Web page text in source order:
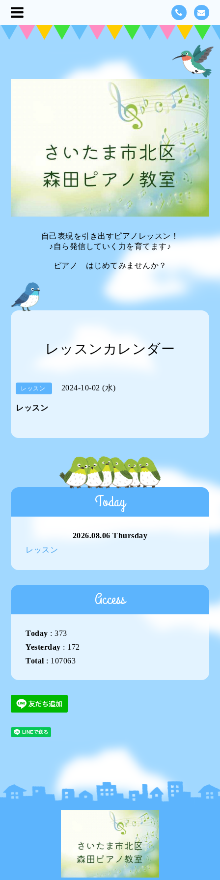
自己表現を引き出すピアノレッスン！
♪自ら発信していく力を育てます♪
ピアノ はじめてみませんか？
レッスンカレンダー
レッスン 2024-10-02 (水)
レッスン
Today
2026.08.06 Thursday
レッスン
Access
Today :373
Yesterday : 172
Total : 107063